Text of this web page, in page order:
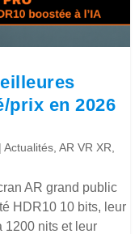
prix en 2026
|Actualités ,AR VR XR
AR grand public
HDR10 10 bits, leur
1200 nits et leur